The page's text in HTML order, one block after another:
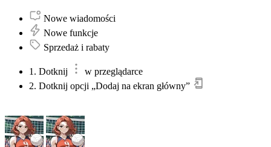
Nowe wiadomości
Nowe funkcje
Sprzedaż i rabaty
1. Dotknij
w przeglądarce
2. Dotknij opcji „Dodaj na ekran główny”